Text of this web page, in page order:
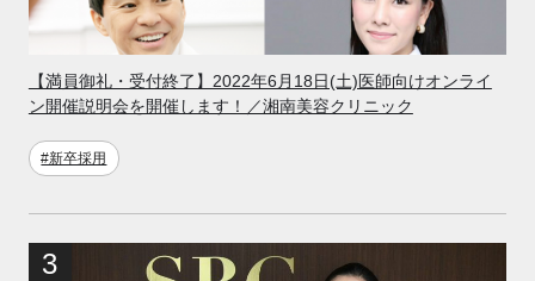
【満員御礼・受付終了】2022年6月18日(土)医師向けオンライ
ン開催説明会を開催します！／湘南美容クリニック
#新卒採用